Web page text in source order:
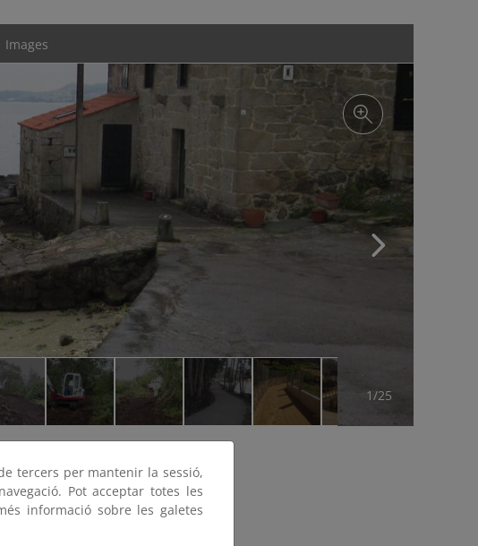
Images
1/25
tercers per mantenir la sessió,
Pot acceptar totes les
informació sobre les galetes